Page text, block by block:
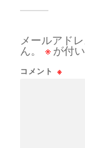
メールアド
ん。
※ が付
コメント ※